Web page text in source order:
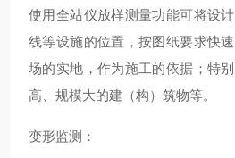
使用全站仪放样测量功能可将设
线等设施的位置，按图纸要求快
场的实地，作为施工的依据；特
高、规模大的建（构）筑物等。
变形监测：